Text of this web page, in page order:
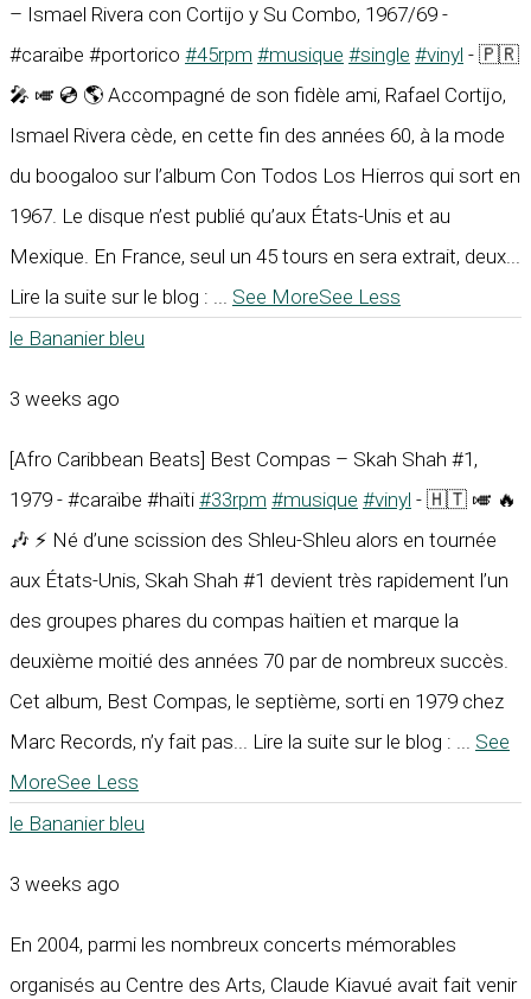
– Ismael Rivera con Cortijo y Su Combo, 1967/69 -
#caraïbe #portorico #45rpm #musique #single #vinyl - 🇵🇷
🎤 🎺 💿 🌎 Accompagné de son fidèle ami, Rafael Cortijo,
Ismael Rivera cède, en cette fin des années 60, à la mode
du boogaloo sur l’album Con Todos Los Hierros qui sort en
1967. Le disque n’est publié qu’aux États-Unis et au
Mexique. En France, seul un 45 tours en sera extrait, deux...
Lire la suite sur le blog : ... See MoreSee Less
le Bananier bleu
3 weeks ago
[Afro Caribbean Beats] Best Compas – Skah Shah #1,
1979 - #caraïbe #haïti #33rpm #musique #vinyl - 🇭🇹 🎺 🔥
🎶 ⚡ Né d’une scission des Shleu-Shleu alors en tournée
aux États-Unis, Skah Shah #1 devient très rapidement l’un
des groupes phares du compas haïtien et marque la
deuxième moitié des années 70 par de nombreux succès.
Cet album, Best Compas, le septième, sorti en 1979 chez
Marc Records, n’y fait pas... Lire la suite sur le blog : ... See
MoreSee Less
le Bananier bleu
3 weeks ago
En 2004, parmi les nombreux concerts mémorables
organisés au Centre des Arts, Claude Kiavué avait fait venir